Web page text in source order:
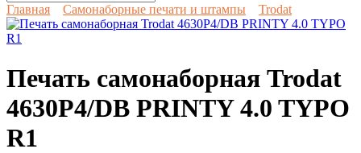
for:
Главная Самонаборные печати и штампы Trodat
Печать самонаборная Trodat
4630P4/DB PRINTY 4.0 TYPO
R1